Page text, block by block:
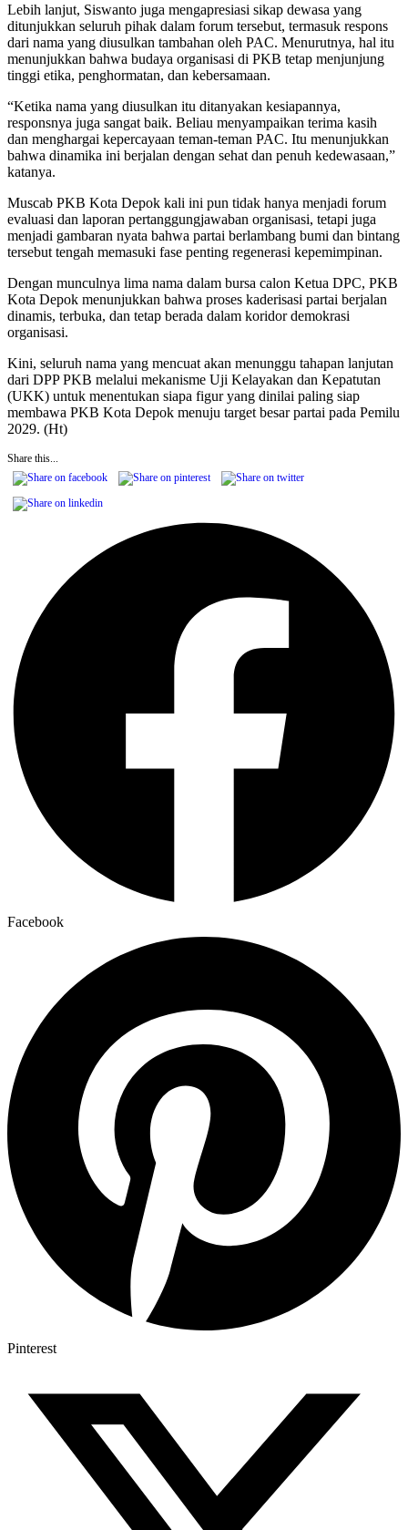
Lebih lanjut, Siswanto juga mengapresiasi sikap dewasa yang
ditunjukkan seluruh pihak dalam forum tersebut, termasuk respons
dari nama yang diusulkan tambahan oleh PAC. Menurutnya, hal itu
menunjukkan bahwa budaya organisasi di PKB tetap menjunjung
tinggi etika, penghormatan, dan kebersamaan.
“Ketika nama yang diusulkan itu ditanyakan kesiapannya,
responsnya juga sangat baik. Beliau menyampaikan terima kasih
dan menghargai kepercayaan teman-teman PAC. Itu menunjukkan
bahwa dinamika ini berjalan dengan sehat dan penuh kedewasaan,”
katanya.
Muscab PKB Kota Depok kali ini pun tidak hanya menjadi forum
evaluasi dan laporan pertanggungjawaban organisasi, tetapi juga
menjadi gambaran nyata bahwa partai berlambang bumi dan bintang
tersebut tengah memasuki fase penting regenerasi kepemimpinan.
Dengan munculnya lima nama dalam bursa calon Ketua DPC, PKB
Kota Depok menunjukkan bahwa proses kaderisasi partai berjalan
dinamis, terbuka, dan tetap berada dalam koridor demokrasi
organisasi.
Kini, seluruh nama yang mencuat akan menunggu tahapan lanjutan
dari DPP PKB melalui mekanisme Uji Kelayakan dan Kepatutan
(UKK) untuk menentukan siapa figur yang dinilai paling siap
membawa PKB Kota Depok menuju target besar partai pada Pemilu
2029. (Ht)
Share this...
Facebook
Pinterest